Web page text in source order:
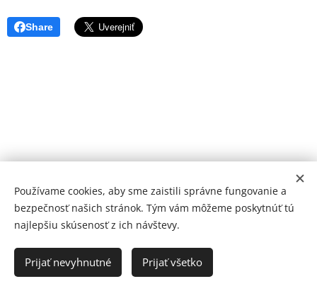
Share
© 2026 Mediálna a kultúrna spoločnosť Topoľčany, s.r.o.
Ochrana osobných údajov
www.kulturato.sk
Cookies
Používame cookies, aby sme zaistili správne fungovanie a
bezpečnosť našich stránok. Tým vám môžeme poskytnúť tú
najlepšiu skúsenosť z ich návštevy.
Prijať nevyhnutné Prijať všetko